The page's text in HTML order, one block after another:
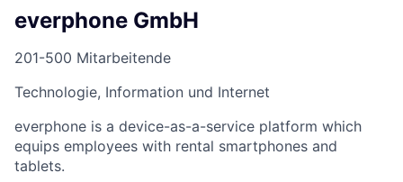
everphone GmbH
201-500 Mitarbeitende
Technologie, Information und Internet
everphone is a device-as-a-service platform which
equips employees with rental smartphones and
tablets.